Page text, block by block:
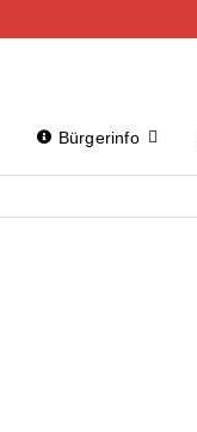
Bürgerinfo